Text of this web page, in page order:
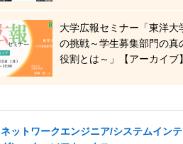
大学広報セミナー「東洋大
の挑戦～学生募集部門の真
役割とは～」【アーカイブ】
ネットワークエンジニア/システムインテ